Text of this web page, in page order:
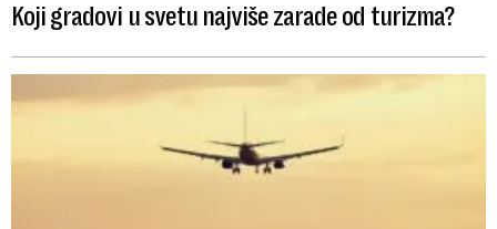
Koji gradovi u svetu najviše zarade od turizma?